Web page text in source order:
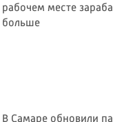
рабочем месте
больше
В Самаре обновили